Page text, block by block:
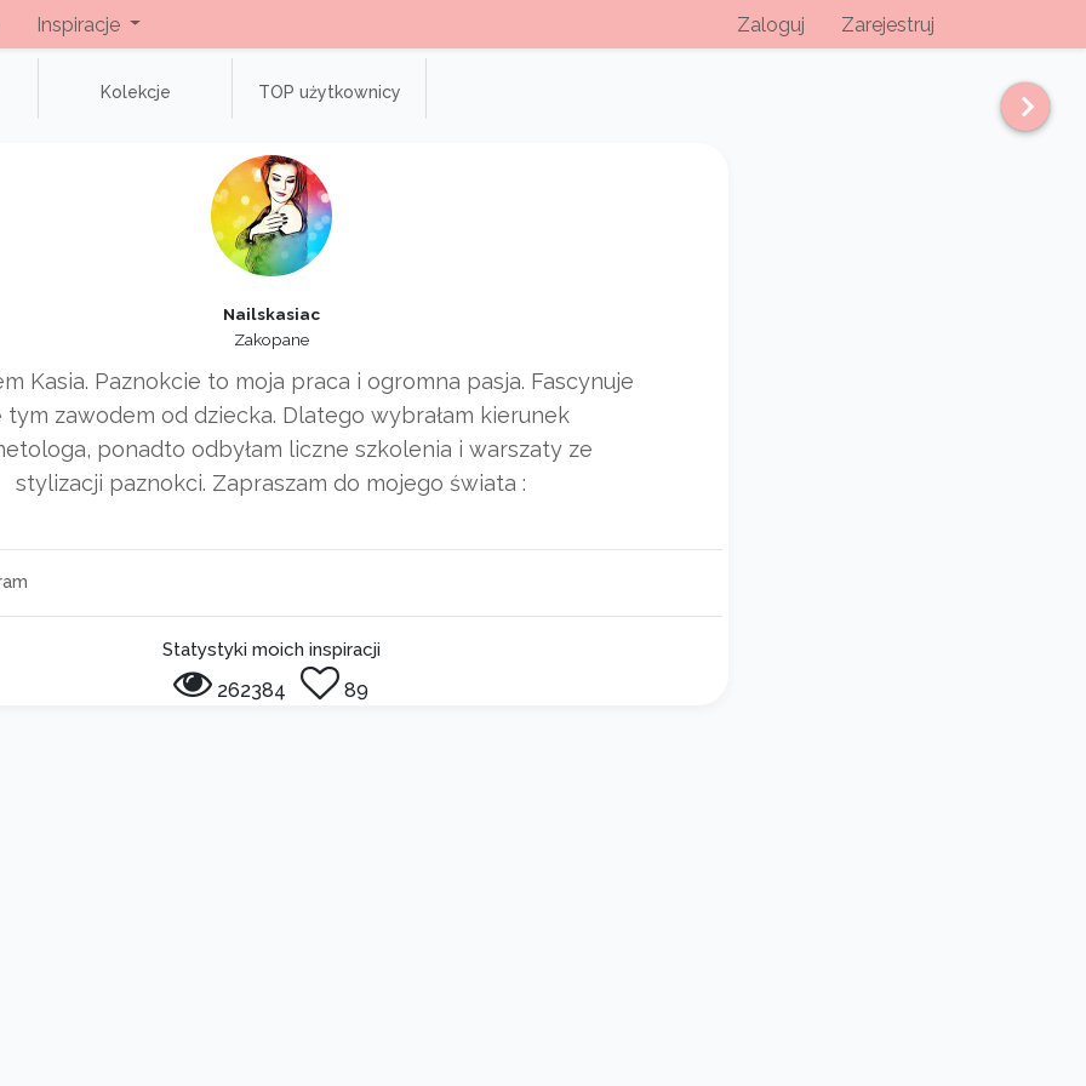
Inspiracje Zaloguj Zarejestruj
Kolekcje TOP użytkownicy
Nailskasiac
Zakopane
Kasia. Paznokcie to moja praca i ogromna pasja. Fascynuje
tym zawodem od dziecka. Dlatego wybrałam kierunek
ponadto odbyłam liczne szkolenia i warszaty ze
stylizacji paznokci. Zapraszam do mojego świata :
Statystyki moich inspiracji
262384 89